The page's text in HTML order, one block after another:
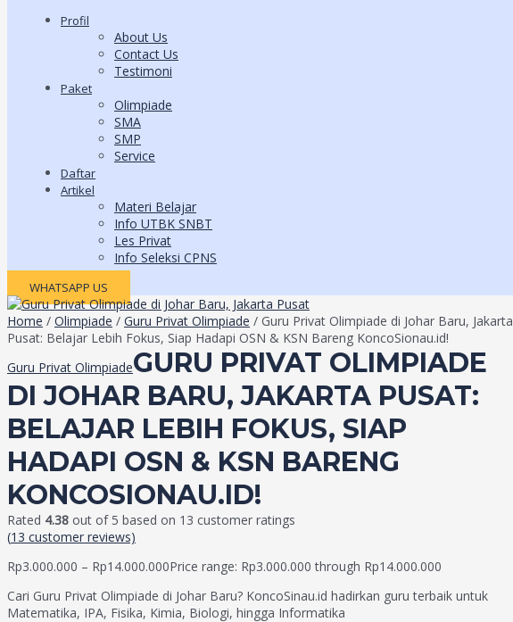
Profil
About Us
Contact Us
Testimoni
Paket
Olimpiade
SMA
SMP
Service
Daftar
Artikel
Materi Belajar
Info UTBK SNBT
Les Privat
Info Seleksi CPNS
WHATSAPP US
Home / Olimpiade / Guru Privat Olimpiade / Guru Privat Olimpiade di Johar Baru, Jakarta
Pusat: Belajar Lebih Fokus, Siap Hadapi OSN & KSN Bareng KoncoSionau.id!
Guru Privat OlimpiadeGURU PRIVAT OLIMPIADE
DI JOHAR BARU, JAKARTA PUSAT:
BELAJAR LEBIH FOKUS, SIAP
HADAPI OSN & KSN BARENG
KONCOSIONAU.ID!
Rated 4.38 out of 5 based on 13 customer ratings
(13 customer reviews)
Rp3.000.000 – Rp14.000.000Price range: Rp3.000.000 through Rp14.000.000
Cari Guru Privat Olimpiade di Johar Baru? KoncoSinau.id hadirkan guru terbaik untuk
Matematika, IPA, Fisika, Kimia, Biologi, hingga Informatika